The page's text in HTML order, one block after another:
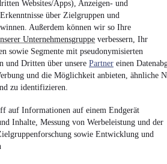
Websites/Apps), Anzeigen- und
über Zielgruppen und
Außerdem können wir so Ihre
Unternehmensgruppe verbessern, Ihr
sowie Segmente mit pseudonymisierten
und Dritten über unsere Partner einen
und die Möglichkeit anbieten, ähnliche
zu identifizieren.
auf Informationen auf einem Endgerät
Inhalte, Messung von Werbeleistung und der
sowie Entwicklung und
schnell und einfach
App installieren